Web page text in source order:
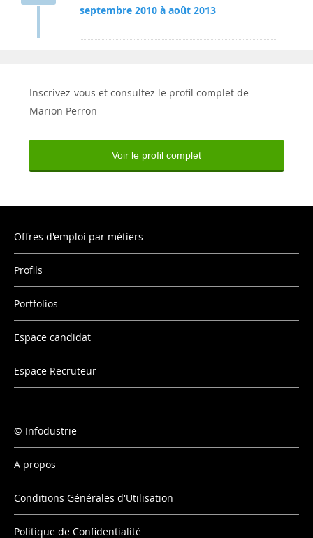
septembre 2010 à août 2013
Inscrivez-vous et consultez le profil complet de
Marion Perron
Voir le profil complet
Offres d'emploi par métiers
Profils
Portfolios
Espace candidat
Espace Recruteur
Infodustrie
A propos
Conditions Générales d'Utilisation
Politique de Confidentialité